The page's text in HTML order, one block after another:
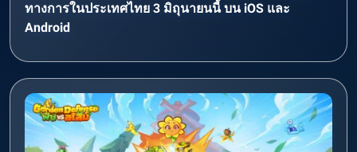
ทางการในประเทศไทย 3 มิถุนายนนี้ บน iOS และ
Android